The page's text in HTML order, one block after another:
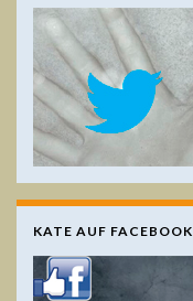
KATE AUF FACEBOOK